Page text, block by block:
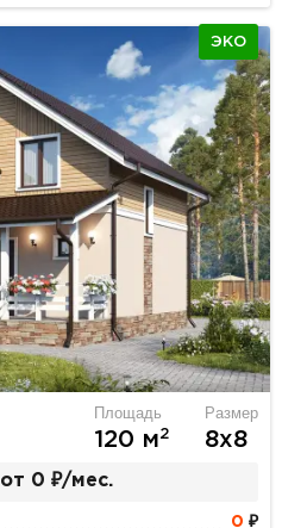
ЭКО
Площадь
120 м2
Размер
8х8
от 0 ₽/мес.
0 ₽